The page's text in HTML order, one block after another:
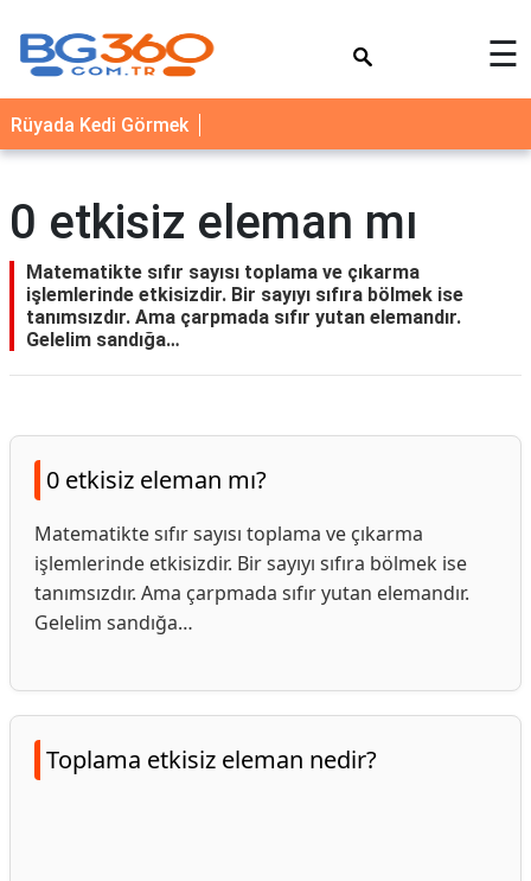
YEMEK
TARİFLERİ
NEDİR
FAYDALARI
SAĞLIK
☰
Rüyada Kedi Görmek
0 etkisiz eleman mı
Matematikte sıfır sayısı toplama ve çıkarma
işlemlerinde etkisizdir. Bir sayıyı sıfıra bölmek ise
tanımsızdır. Ama çarpmada sıfır yutan elemandır.
Gelelim sandığa…
0 etkisiz eleman mı?
Matematikte sıfır sayısı toplama ve çıkarma
işlemlerinde etkisizdir. Bir sayıyı sıfıra bölmek ise
tanımsızdır. Ama çarpmada sıfır yutan elemandır.
Gelelim sandığa…
Toplama etkisiz eleman nedir?